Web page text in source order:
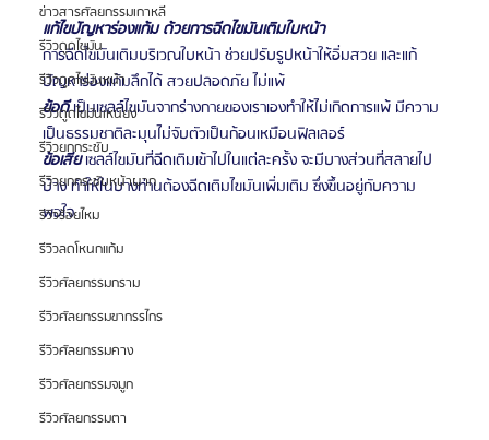
ข่าวสารศัลยกรรมเกาหลี
รีวิวดูดไขมัน
รีวิวดูดไขมันหน้า
รีวิวดูดไขมันเหนียง
รีวิวยกกระชับ
รีวิวยกกระชับหน้าผาก
รีวิวร้อยไหม
รีวิวลดโหนกแก้ม
รีวิวศัลยกรรมกราม
รีวิวศัลยกรรมขากรรไกร
รีวิวศัลยกรรมคาง
รีวิวศัลยกรรมจมูก
รีวิวศัลยกรรมตา
แก้ไขปัญหาร่องแก้ม ด้วยการฉีดไขมันเติมใบหน้า
การฉีดไขมันเติมบริเวณใบหน้า ช่วยปรับรูปหน้าให้อิ่มสวย และแก้
ปัญหาร่องแก้มลึกได้ สวยปลอดภัย ไม่แพ้
ข้อดี เป็นเซลล์ไขมันจากร่างกายของเราเองทำให้ไม่เกิดการแพ้ มีความ
เป็นธรรมชาติละมุนไม่จับตัวเป็นก้อนเหมือนฟิลเลอร์
ข้อเสีย เซลล์ไขมันที่ฉีดเติมเข้าไปในแต่ละครั้ง จะมีบางส่วนที่สลายไป
บ้าง ทำให้ในบางท่านต้องฉีดเติมไขมันเพิ่มเติม ซึ่งขึ้นอยู่กับความ
พอใจ